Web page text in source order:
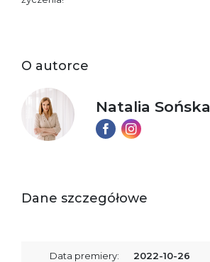
O autorce
Natalia Sońska
Dane szczegółowe
Data premiery: 2022-10-26